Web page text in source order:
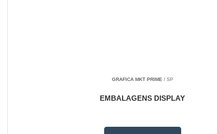
GRAFICA MKT PRIME/ SP
EMBALAGENS DISPLAY